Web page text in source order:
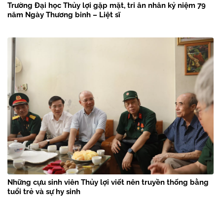
Trường Đại học Thủy lợi gặp mặt, tri ân nhân kỷ niệm 79
năm Ngày Thương binh – Liệt sĩ
Những cựu sinh viên Thủy lợi viết nên truyền thống bằng
tuổi trẻ và sự hy sinh